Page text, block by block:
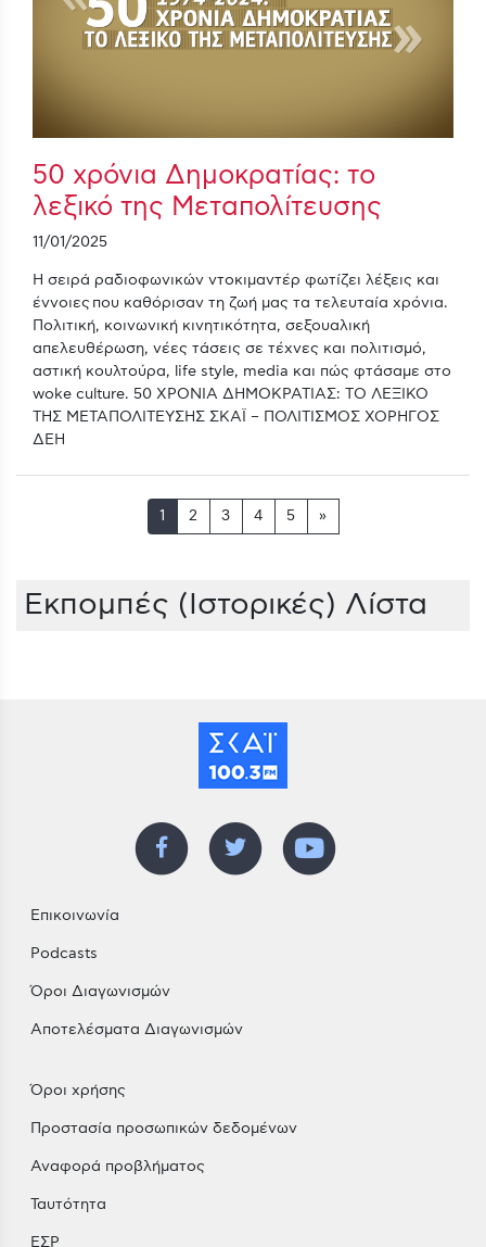
50 χρόνια Δημοκρατίας: το
λεξικό της Μεταπολίτευσης
11/01/2025
Η σειρά ραδιοφωνικών ντοκιμαντέρ φωτίζει λέξεις και
έννοιες που καθόρισαν τη ζωή μας τα τελευταία χρόνια.
Πολιτική, κοινωνική κινητικότητα, σεξουαλική
απελευθέρωση, νέες τάσεις σε τέχνες και πολιτισμό,
αστική κουλτούρα, life style, media και πώς φτάσαμε στο
woke culture. 50 ΧΡΟΝΙΑ ΔΗΜΟΚΡΑΤΙΑΣ: ΤΟ ΛΕΞΙΚΟ
ΤΗΣ ΜΕΤΑΠΟΛΙΤΕΥΣΗΣ ΣΚΑΪ – ΠΟΛΙΤΙΣΜΟΣ ΧΟΡΗΓΟΣ
ΔΕΗ
1 2 3 4 5 »
Εκπομπές (Ιστορικές) Λίστα
Επικοινωνία
Podcasts
Όροι Διαγωνισμών
Αποτελέσματα Διαγωνισμών
Όροι χρήσης
Προστασία προσωπικών δεδομένων
Αναφορά προβλήματος
Ταυτότητα
ΕΣΡ